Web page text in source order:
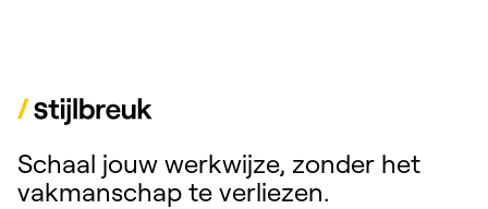
Schaal jouw werkwijze, zonder het
vakmanschap te verliezen.